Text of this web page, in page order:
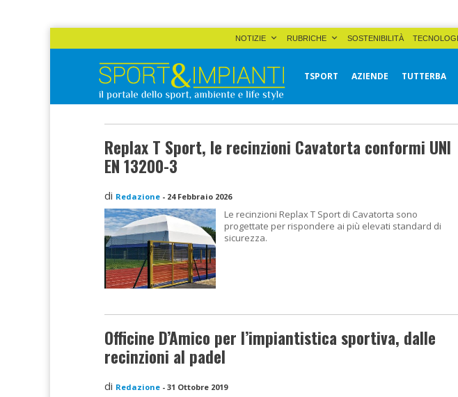
NOTIZIE RUBRICHE SOSTENIBILITÀ
Sport&Impianti
TSPORT AZIENDE TUTTERBA
Replax T Sport, le recinzioni Cavatorta conformi UNI
EN 13200-3
di Redazione - 24 Febbraio 2026
Le recinzioni Replax T Sport di Cavatorta sono
progettate per rispondere ai più elevati standard di
sicurezza.
Officine D’Amico per l’impiantistica sportiva, dalle
recinzioni al padel
di Redazione - 31 Ottobre 2019